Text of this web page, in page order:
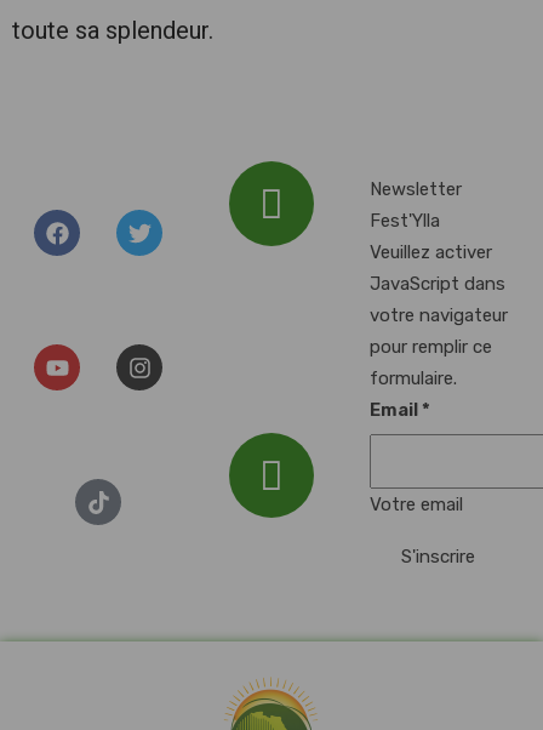
toute sa splendeur.
Newsletter
Fest'Ylla
Veuillez activer
JavaScript dans
votre navigateur
pour remplir ce
formulaire.
Email*
Votre email
S'inscrire